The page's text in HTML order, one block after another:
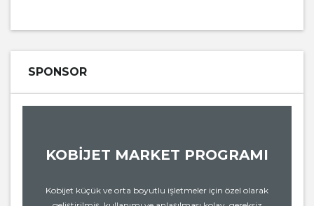
SPONSOR
KOBİJET MARKET PROGRAMI
Kobijet küçük ve orta boyutlu işletmeler için özel olarak